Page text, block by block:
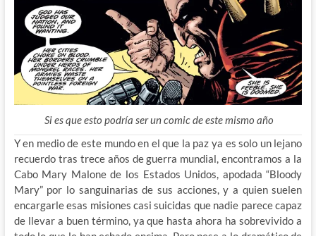
Si es que esto podría ser un comic de este mismo año
Y en medio de este mundo en el que la paz ya es solo un lejano
recuerdo tras trece años de guerra mundial, encontramos a la
Cabo Mary Malone de los Estados Unidos, apodada “Bloody
Mary” por lo sanguinarias de sus acciones, y a quien suelen
encargarle esas misiones casi suicidas que nadie parece capaz
de llevar a buen término, ya que hasta ahora ha sobrevivido a